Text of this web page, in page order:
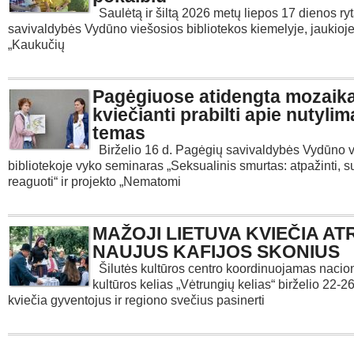
Saulėtą ir šiltą 2026 metų liepos 17 dienos
savivaldybės Vydūno viešosios bibliotekos kiemelyje,
„Kaukučių
Pagėgiuose atidengta
kviečianti prabilti apie
temas
Birželio 16 d. Pagėgių savivaldybės Vydūno
bibliotekoje vyko seminaras „Seksualinis smurtas: atpažinti,
reaguoti“ ir projekto „Nematomi
MAŽOJI LIETUVA KVIEČIA
NAUJUS KAFIJOS SKONIUS
Šilutės kultūros centro koordinuojamas
kultūros kelias „Vėtrungių kelias“ birželio 22-
kviečia gyventojus ir regiono svečius pasinerti